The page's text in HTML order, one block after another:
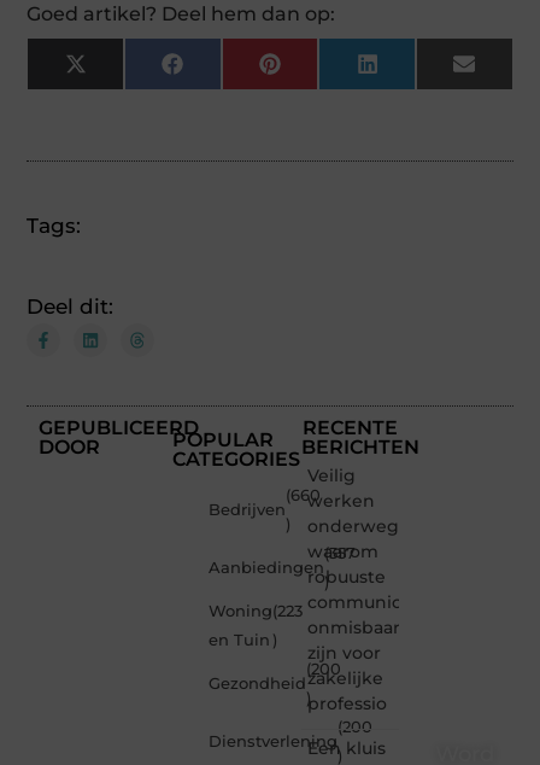
Goed artikel? Deel hem dan op:
X
(Twitter)
FacebookPinterestLinkedInEmail
Tags:
Deel dit:
GEPUBLICEERD
DOOR
POPULAR
CATEGORIES
Bedrijven
(660
)
Aanbiedingen
(357
)
Woning
en Tuin
(223
)
Gezondheid
(200
)
Dienstverlening
(200
)
RECENTE
BERICHTEN
Veilig
werken
onderweg:
waarom
robuuste
communicatiemiddelen
onmisbaar
zijn voor
zakelijke
professio
Een kluis